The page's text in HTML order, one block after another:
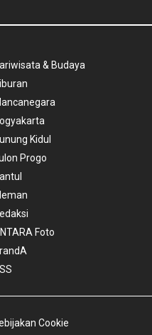
& Budaya
Kidul
Progo
Foto
Cookie